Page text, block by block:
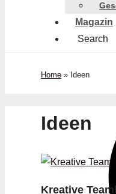
Magazin
Search
Home » Ideen
Ideen
Kreative